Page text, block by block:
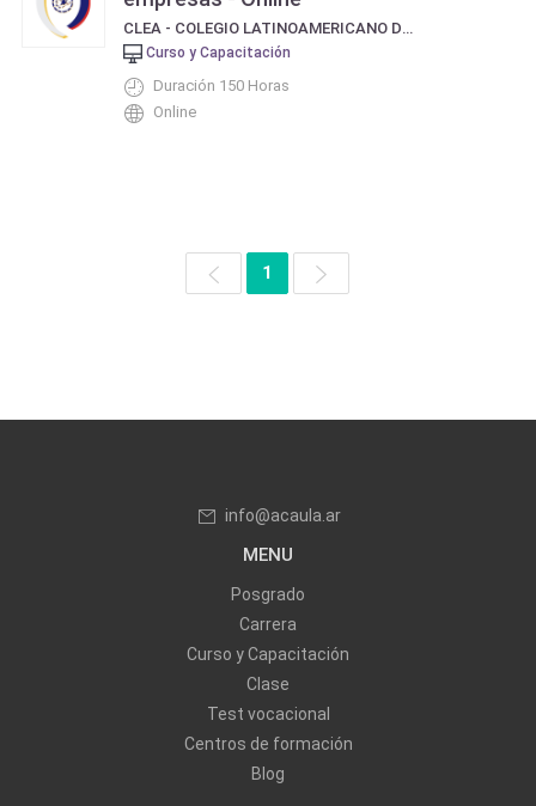
CLEA - COLEGIO LATINOAMERICANO DE EDUCACION AVANZADA
Curso y Capacitación
Duración 150 Horas
Online
1
info@acaula.ar
MENU
Posgrado
Carrera
Curso y Capacitación
Clase
Test vocacional
Centros de formación
Blog